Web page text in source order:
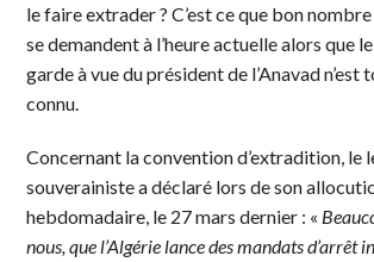
le faire extrader ? C’est ce que bon
se demandent à l’heure actuelle alors que
garde à vue du président de l’Anavad n’est
connu.
Concernant la convention d’extradition, le
souverainiste a déclaré lors de son
hebdomadaire, le 27 mars dernier : «
nous, que l’Algérie lance des mandats d’arrêt